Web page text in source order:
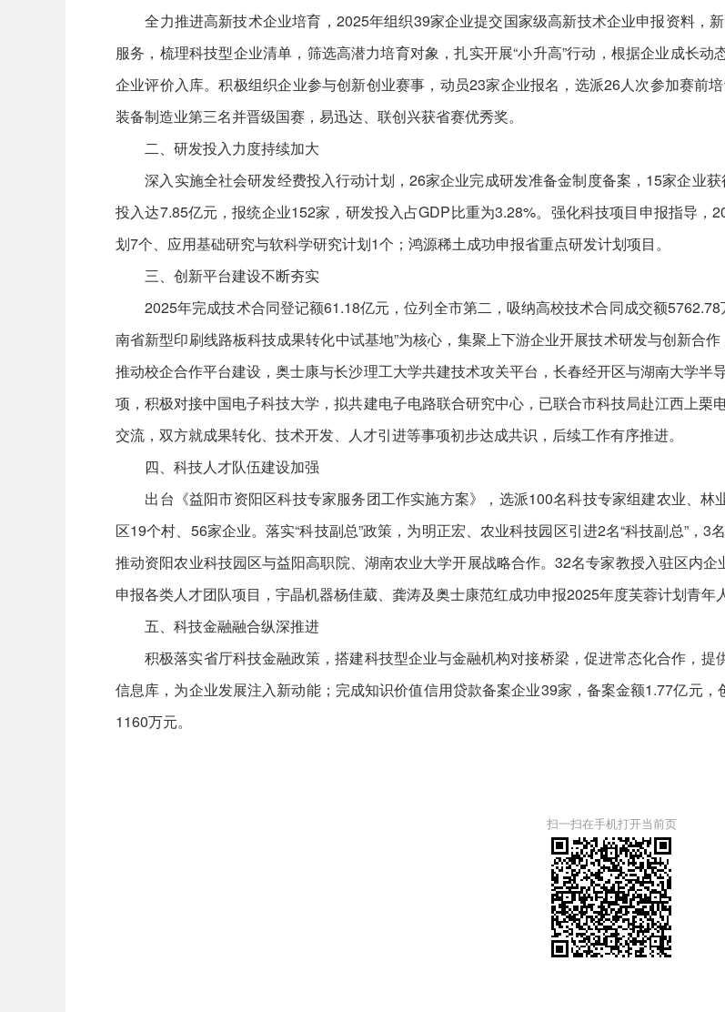
全力推进高新技术企业培育，2025年组织39家企业提交国家级高新技术企业申报资料，
服务，梳理科技型企业清单，筛选高潜力培育对象，扎实开展“小升高”行动，根据企业成长
企业评价入库。积极组织企业参与创新创业赛事，动员23家企业报名，选派26人次参加赛前
装备制造业第三名并晋级国赛，易迅达、联创兴获省赛优秀奖。
二、研发投入力度持续加大
深入实施全社会研发经费投入行动计划，26家企业完成研发准备金制度备案，15家企业
投入达7.85亿元，报统企业152家，研发投入占GDP比重为3.28%。强化科技项目申报指导
划7个、应用基础研究与软科学研究计划1个；鸿源稀土成功申报省重点研发计划项目。
三、创新平台建设不断夯实
2025年完成技术合同登记额61.18亿元，位列全市第二，吸纳高校技术合同成交额5762.78
南省新型印刷线路板科技成果转化中试基地”为核心，集聚上下游企业开展技术研发与创新合
推动校企合作平台建设，奥士康与长沙理工大学共建技术攻关平台，长春经开区与湖南大学
项，积极对接中国电子科技大学，拟共建电子电路联合研究中心，已联合市科技局赴江西上
交流，双方就成果转化、技术开发、人才引进等事项初步达成共识，后续工作有序推进。
四、科技人才队伍建设加强
出台《益阳市资阳区科技专家服务团工作实施方案》，选派100名科技专家组建农业、林
区19个村、56家企业。落实“科技副总”政策，为明正宏、农业科技园区引进2名“科技副总”，
推动资阳农业科技园区与益阳高职院、湖南农业大学开展战略合作。32名专家教授入驻区内
申报各类人才团队项目，宇晶机器杨佳葳、龚涛及奥士康范红成功申报2025年度芙蓉计划青年
五、科技金融融合纵深推进
积极落实省厅科技金融政策，搭建科技型企业与金融机构对接桥梁，促进常态化合作，提
信息库，为企业发展注入新动能；完成知识价值信用贷款备案企业39家，备案金额1.77亿元
1160万元。
扫一扫在手机打开当前页